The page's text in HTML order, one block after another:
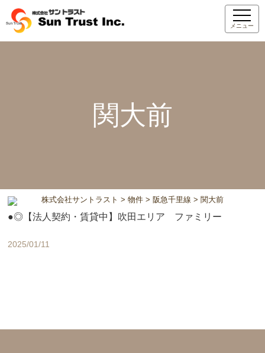
メニュー
関大前
株式会社サントラスト > 物件 > 阪急千里線 > 関大前
●◎【法人契約・賃貸中】吹田エリア ファミリー
2025/01/11